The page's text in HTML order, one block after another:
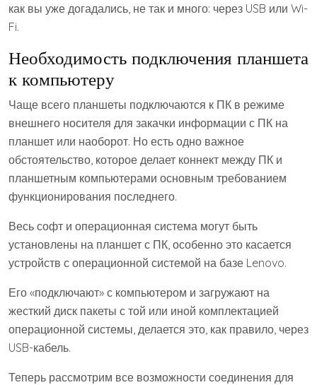
как вы уже догадались, не так и много: через USB или Wi-
Fi.
Необходимость подключения планшета
к компьютеру
Чаще всего планшеты подключаются к ПК в режиме
внешнего носителя для закачки информации с ПК на
планшет или наоборот. Но есть одно важное
обстоятельство, которое делает коннект между ПК и
планшетным компьютерами основным требованием
функционирования последнего.
Весь софт и операционная система могут быть
установлены на планшет с ПК, особенно это касается
устройств с операционной системой на базе Lenovo.
Его «подключают» с компьютером и загружают на
жесткий диск пакеты с той или иной комплектацией
операционной системы, делается это, как правило, через
USB-кабель.
Теперь рассмотрим все возможности соединения для